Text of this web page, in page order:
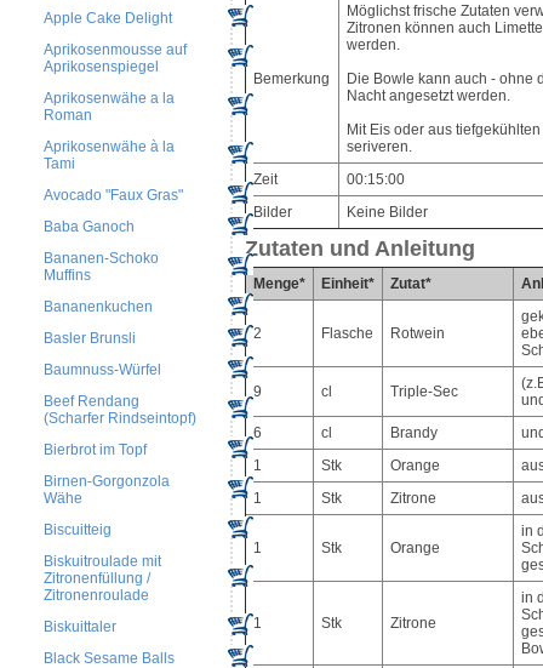
Apple Cake Delight
Aprikosenmousse auf
Aprikosenspiegel
Aprikosenwähe a la
Roman
Aprikosenwähe à la
Tami
Avocado "Faux Gras"
Baba Ganoch
Bananen-Schoko
Muffins
Bananenkuchen
Basler Brunsli
Baumnuss-Würfel
Beef Rendang
(Scharfer Rindseintopf)
Bierbrot im Topf
Birnen-Gorgonzola
Wähe
Biscuitteig
Biskuitroulade mit
Zitronenfüllung /
Zitronenroulade
Biskuittaler
Black Sesame Balls
Bemerkung
Möglichst frische Zutaten
Zitronen können auch
werden.
Die Bowle kann auch - ohne
Nacht angesetzt werden.
Mit Eis oder aus
seriveren.
Zeit
00:15:00
Bilder
Keine Bilder
Zutaten und Anleitung
Menge* Einheit* Zutat*
2 Flasche Rotwein
9 cl Triple-Sec
6
cl Brandy
1
Stk Orange
1
Stk Zitrone
1 Stk Orange
in
1 Stk Zitrone
in